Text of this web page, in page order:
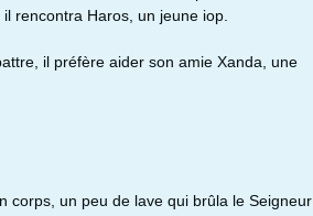
il rencontra Haros, un jeune iop.
il préfère aider son amie Xanda, une
corps, un peu de lave qui brûla le Seigneur